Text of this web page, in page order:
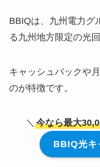
BBIQは、九州電力グ
る九州地方限定の光回
キャッシュバックや
のが特徴です。
＼ 今なら最大
BBIQ光キ